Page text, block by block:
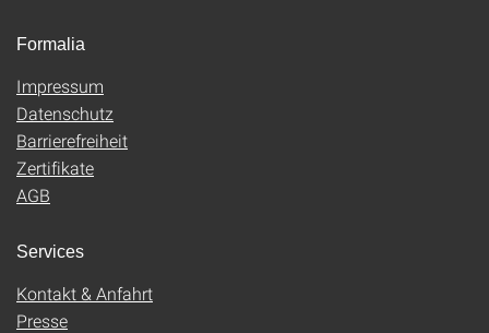
Formalia
Impressum
Datenschutz
Barrierefreiheit
Zertifikate
AGB
Services
Kontakt & Anfahrt
Presse